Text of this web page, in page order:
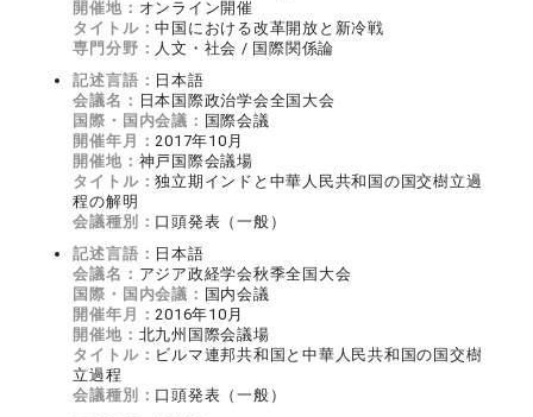
開催地： オンライン開催
タイトル：中国における改革開放と新冷戦
専門分野： 人文・社会 / 国際関係論
記述言語： 日本語
会議名： 日本国際政治学会全国大会
国際・国内会議： 国際会議
開催年月：2017年10月
開催地： 神戸国際会議場
タイトル：独立期インドと中華人民共和国の国交樹立過
程の解明
会議種別： 口頭発表（一般）
記述言語： 日本語
会議名： アジア政経学会秋季全国大会
国際・国内会議： 国内会議
開催年月：2016年10月
開催地： 北九州国際会議場
タイトル： ビルマ連邦共和国と中華人民共和国の国交樹
立過程
会議種別： 口頭発表（一般）